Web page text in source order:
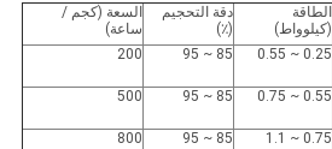
الطاقة
(كيلوواط)
دقة التحجيم
(٪)
السعة (كجم /
ساعة)
0.25 ~ 0.55
85 ~ 95
200
0.55 ~ 0.75
85 ~ 95
500
0.75 ~ 1.1
85 ~ 95
800